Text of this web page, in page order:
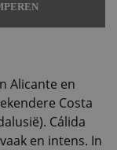
Alicante en
Costa
Cálida
en intens. In